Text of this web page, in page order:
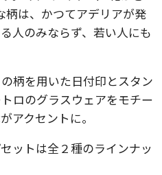
柄は、かつてアデリアが発
人のみならず、若い人にも
柄を用いた日付印とスタン
ロのグラスウェアをモチー
アクセントに。
ットは全２種のラインナッ